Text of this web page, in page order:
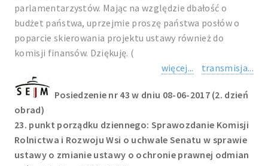
parlamentarzystów. Mając na względzie dbałość o
budżet państwa, uprzejmie proszę państwa posłów o
poparcie skierowania projektu ustawy również do
komisji finansów. Dziękuję. (
więcej...
transmisja...
Posiedzenie nr 43 w dniu 08-06-2017 (2. dzień
obrad)
23. punkt porządku dziennego: Sprawozdanie Komisji
Rolnictwa i Rozwoju Wsi o uchwale Senatu w sprawie
ustawy o zmianie ustawy o ochronie prawnej odmian